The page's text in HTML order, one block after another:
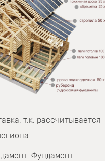
т.к. рассчитывается
Фундамент